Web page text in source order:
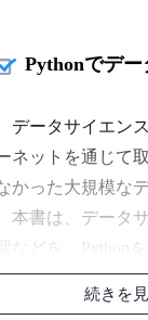
Pythonでデ
データサイエン
ネットを通じて
かった大規模な
本書は、データ
習などを、Python
ータの取り扱い
械学習手法、時
続きを